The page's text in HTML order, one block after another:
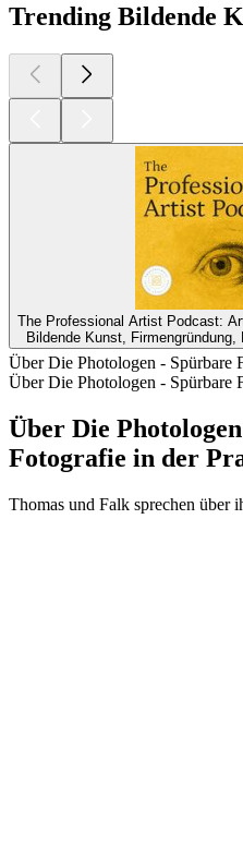
Trending Bildende
The Professional Artist Podcast:
Bildende Kunst,
Über Die Photologen - Spürbare
Über Die Photologen - Spürbare
Über Die
Fotografie in der
Thomas und Falk sprechen über